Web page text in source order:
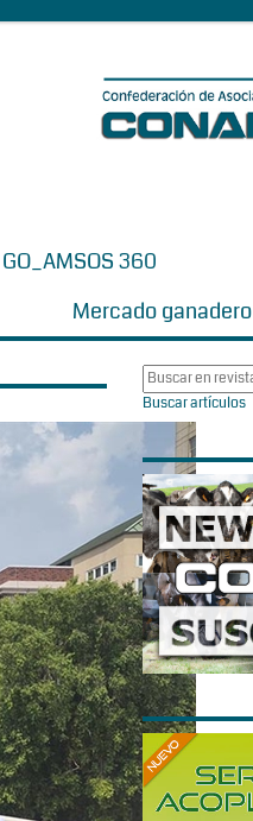
GO_AMSOS 360
Mercado ganadero
Buscar artículos